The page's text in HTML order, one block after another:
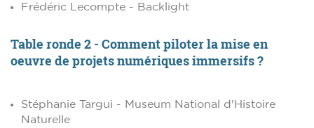
Frédéric Lecompte - Backlight
Table ronde 2 - Comment piloter la mise en
oeuvre de projets numériques immersifs ?
Stéphanie Targui - Museum National d'Histoire
Naturelle